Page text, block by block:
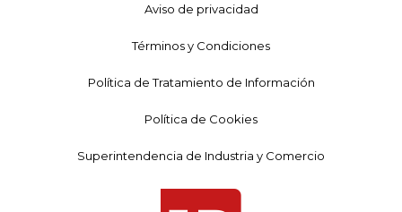
Aviso de privacidad
Términos y Condiciones
Política de Tratamiento de Información
Política de Cookies
Superintendencia de Industria y Comercio